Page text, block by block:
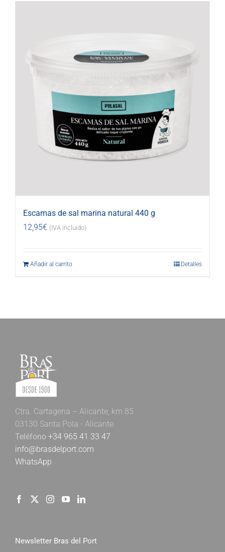
Escamas de sal marina natural 440 g
12,95€ (IVA incluido)
Añadir al carrito Detalles
Ctra. Cartagena – Alicante, km 85
03130 Santa Pola - Alicante
Teléfono +34 965 41 33 47
info@brasdelport.com
WhatsApp
Newsletter Bras del Port